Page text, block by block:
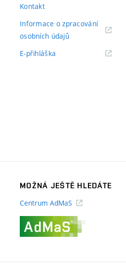
Kontakt
Informace o zpracování
osobních údajů(externí
E-přihláška
MOŽNÁ JEŠTĚ HLEDÁTE
Centrum AdMaS